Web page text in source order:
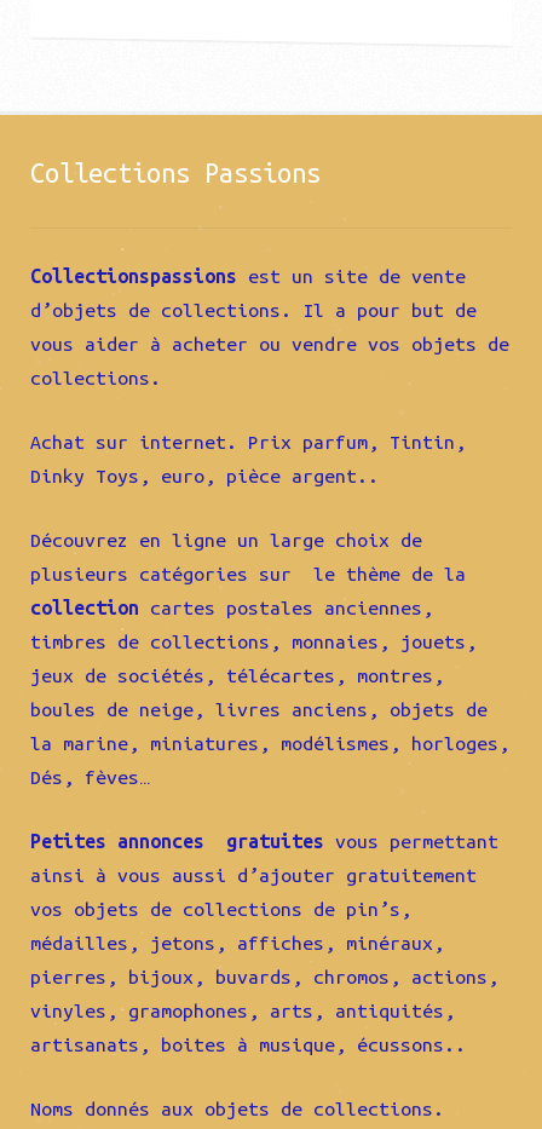
Collections Passions
Collectionspassions est un site de vente
d’objets de collections. Il a pour but de
vous aider à acheter ou vendre vos objets de
collections.
Achat sur internet. Prix parfum, Tintin,
Dinky Toys, euro, pièce argent..
Découvrez en ligne un large choix de
plusieurs catégories sur le thème de la
collection cartes postales anciennes,
timbres de collections, monnaies, jouets,
jeux de sociétés, télécartes, montres,
boules de neige, livres anciens, objets de
la marine, miniatures, modélismes, horloges,
Dés, fèves…
Petites annonces gratuites vous permettant
ainsi à vous aussi d’ajouter gratuitement
vos objets de collections de pin’s,
médailles, jetons, affiches, minéraux,
pierres, bijoux, buvards, chromos, actions,
vinyles, gramophones, arts, antiquités,
artisanats, boites à musique, écussons..
Noms donnés aux objets de collections.